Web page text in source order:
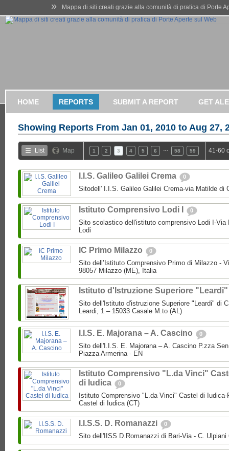
» Mappa di siti creati grazie alla comunità di pratica di Porte
HOME REPORTS SUBMIT A REPORT GET
Showing Reports From Jan 01, 2010 to Aug 27,
List Map 1 2 3 4 5 6 58 59 41-60
I.I.S. Galileo Galilei Crema 0
Sitodell' I.I.S. Galileo Galilei Crema-via Matilde di
Istituto Comprensivo Lodi I 0
Sito scolastico dell'istituto comprensivo Lodi I-Via
Lodi
IC Primo Milazzo 0
Sito dell’Istituto Comprensivo Primo di Milazzo -
98057 Milazzo (ME), Italia
Istituto d'Istruzione Superiore
Sito dell'Istituto d'istruzione Superiore "Leardi" di
Leardi, 1 – 15033 Casale M.to (AL)
I.I.S. E. Majorana – A. Cascino 0
Sito dell'I.I.S. E. Majorana – A. Cascino P.zza
Piazza Armerina - EN
Istituto Comprensivo "L.da Vinci"
di Iudica
0
Istituto Comprensivo "L.da Vinci" Castel di
Castel di Iudica (CT)
I.I.S.S. D. Romanazzi 0
Sito dell'IISS D.Romanazzi di Bari-Via - C. Ulpiani